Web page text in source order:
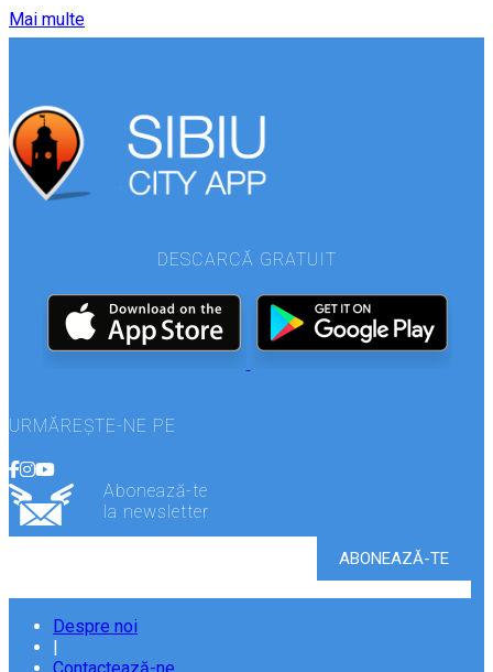
Mai multe
DESCARCĂ GRATUIT
URMĂREȘTE-NE PE
Abonează-te
la newsletter
Despre noi
|